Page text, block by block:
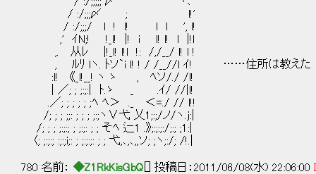
/ :/;;;〆 ; l!'
/ :/;;;/ l ! l! l l ', l!
,' ｲN;! !_l! |! i l! l! l |!l
,. 从ﾚ |!_l! l!l !: /,/__/ l! l !
, ﾙﾘ lヽ. ﾄソ`i l! ! / /__//l ｲ! ……住所は教えた
:l! 《_l!__! ヽ ゝ , ﾍソ/./ /l!
| ／; ; ;:;:| ﾄ.ゝ _ .ｲ/ //|l!
.／; ; ; ; ; ;ﾍ ﾍ＞ ._ ＜=./ // l!!
/; ; ; ;;: ; ; ; ;:;ヽ∨弋 乂1;:;/ノ/ヽ.j:|
/; ; ; ;:;:; ; ;:;: ; ; そﾍ 辷1 .》;:;:;:/;:; ;1:|
〈; ;:;:; :;:;i;: ; ;:;:;: ; ; 弋,､,､,,ソ; ;ヽ;:/; /!.|
780 名前： ◆Z1RkKisGbQ [] 投稿日：2011/06/08(水) 22:06:00